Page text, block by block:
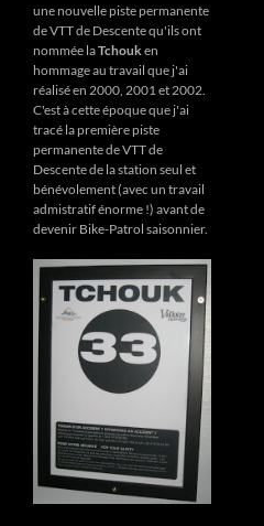
une nouvelle piste permanente
de VTT de Descente qu'ils ont
nommée laTchouken
hommage au travail que j'ai
réalisé en 2000, 2001 et 2002.
C'est à cette époque que j'ai
tracé la première piste
permanente de VTT de
Descente de la station seul et
bénévolement (avec un travail
admistratif énorme !) avant de
devenir Bike-Patrol saisonnier.